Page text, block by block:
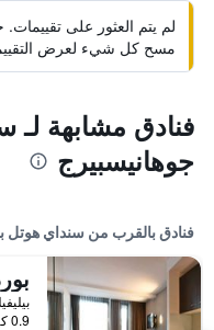
لم يتم العثور على
مسح كل شيء لعرض
فنادق مشابهة لـ
جوهانيسبيرج
فنادق بالقرب من سنداي هوتل
0.9 كيلومتر عن وسط المدينة